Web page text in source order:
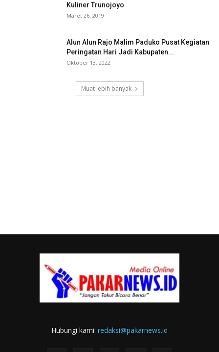
Kuliner Trunojoyo
Maret 26, 2019
Alun Alun Rajo Malim Paduko Pusat Kegiatan
Peringatan Hari Jadi Kabupaten...
Oktober 13, 2022
Muat lebih banyak
Hubungi kami: redaksi@pakarnews.id